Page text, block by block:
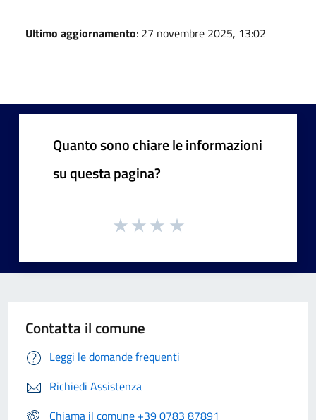
Ultimo aggiornamento: 27 novembre 2025, 13:02
Quanto sono chiare le informazioni
su questa pagina?
Contatta il comune
Leggi le domande frequenti
Richiedi Assistenza
Chiama il comune +39 0783 87891